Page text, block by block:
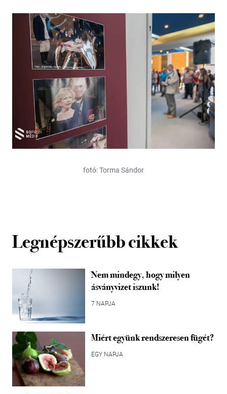
fotó: Torma Sándor
Legnépszerűbb cikkek
Nem mindegy, hogy milyen
ásványvizet iszunk!
7 NAPJA
Miért együnk rendszeresen fügét?
EGY NAPJA